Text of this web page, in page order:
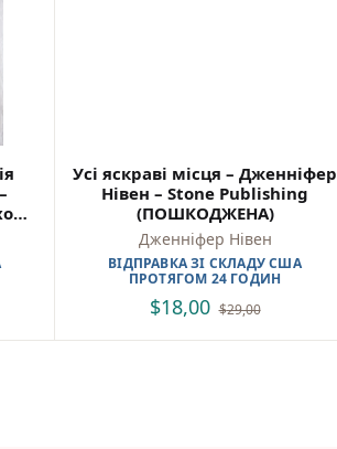
Усі яскраві місця – Дженніфер
Нівен – Stone Publishing
(ПОШКОДЖЕНА)
Дженніфер Нівен
ВІДПРАВКА ЗІ СКЛАДУ США
ПРОТЯГОМ 24 ГОДИН
$18,00 $29,00